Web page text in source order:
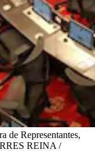
de Representantes,
REINA /